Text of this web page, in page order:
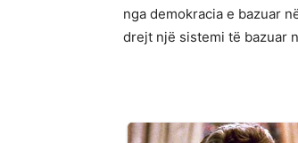
nga demokracia e bazuar
drejt një sistemi të bazuar